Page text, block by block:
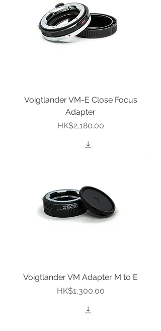
Voigtlander VM-E Close Focus
Adapter
價格
HK$2,180.00
Voigtlander VM Adapter M to E
價格
HK$1,300.00